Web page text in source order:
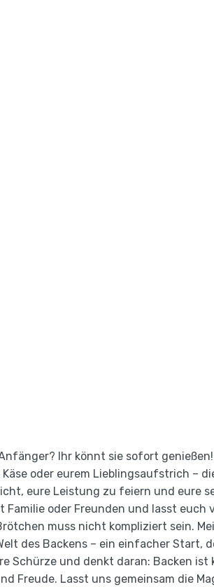
Ihr könnt sie sofort
oder eurem Lieblingsaufstrich –
eure Leistung zu feiern und eure
oder Freunden und lasst euch
muss nicht kompliziert sein.
des Backens – ein einfacher Start,
Schürze und denkt daran: Backen ist
Freude. Lasst uns gemeinsam die